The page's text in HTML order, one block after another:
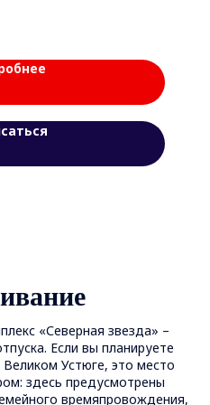
«Северная звезда» –
Если вы планируете
Устюге, это место
здесь предусмотрены
времяпровождения,